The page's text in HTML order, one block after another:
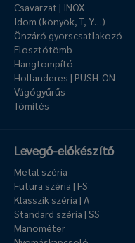
Csavarzat | INOX
Idom (könyök, T, Y…)
Önzáró gyorscsatlakozó
Elosztótömb
Hangtompító
Hollanderes | PUSH-ON
Vágógyűrűs
Tömítés
Levegő-előkészítő
Metal széria
Futura széria | FS
Klasszik széria | A
Standard széria | SS
Manométer